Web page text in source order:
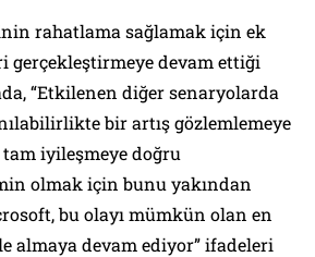
rahatlama sağlamak için ek
gerçekleştirmeye devam ettiği
“Etkilenen diğer senaryolarda
bir artış gözlemlemeye
iyileşmeye doğru
olmak için bunu yakından
bu olayı mümkün olan en
almaya devam ediyor” ifadeleri